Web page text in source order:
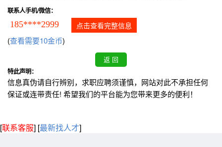
联系人手机/微信：
185****2999 点击查看完整信息
(查看需要10金币)
特此声明：
信息真伪请自行辨别，求职应聘须谨慎，网站对此不承担任何
保证或连带责任! 希望我们的平台能为您带来更多的便利！
[联系客服] [最新找人才]